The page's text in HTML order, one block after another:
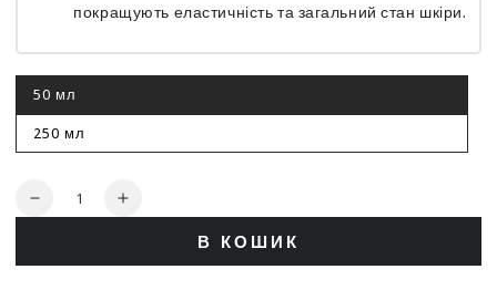
покращують еластичність та загальний стан шкіри.
50 мл
Цей
варіант
роспродано
250 мл
Цей
варіант
Кількість
ЗменшитиЗбільшити
В КОШИК